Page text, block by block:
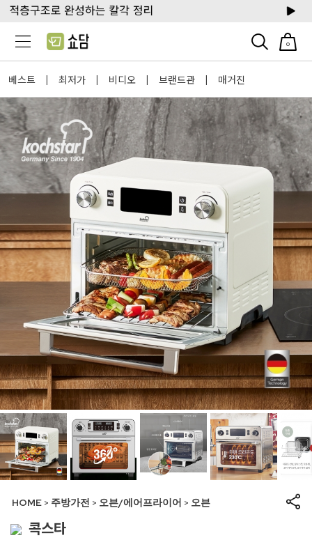
0
베스트 | 최저가 | 비디오 | 브랜드관 | 매거진
HOME > 주방가전 > 오븐/에어프라이어 > 오븐
콕스타